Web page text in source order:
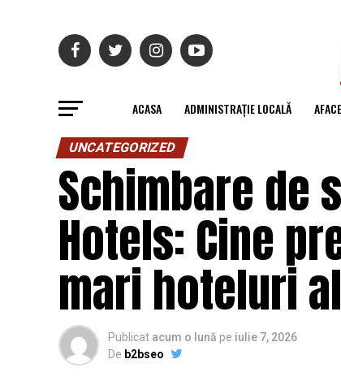
ACASA ADMINISTRAȚIE LOCALĂ
UNCATEGORIZED
Schimbare de
Hotels: Cine
mari hoteluri
Publicat acum o lună pe iulie 7, 2026
De b2bseo